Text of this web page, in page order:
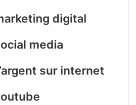
digital
media
sur internet